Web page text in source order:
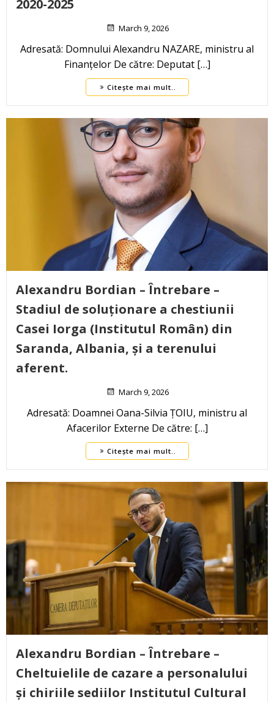
2020-2025
March 9, 2026
Adresată: Domnului Alexandru NAZARE, ministru al
Finanțelor De către: Deputat […]
Citește mai mult..
Alexandru Bordian – Întrebare –
Stadiul de soluționare a chestiunii
Casei Iorga (Institutul Român) din
Saranda, Albania, și a terenului
aferent.
March 9, 2026
Adresată: Doamnei Oana-Silvia ȚOIU, ministru al
Afacerilor Externe De către: […]
Citește mai mult..
Alexandru Bordian – Întrebare –
Cheltuielile de cazare a personalului
și chiriile sediilor Institutul Cultural